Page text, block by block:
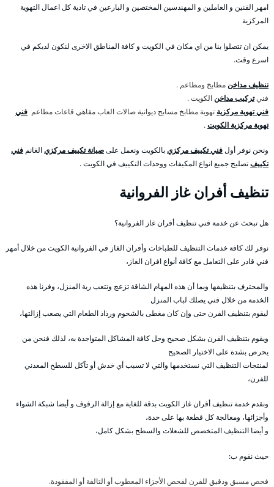
امهر الفنين و العاملين و المهندسين المختصين و البارعين في تادية كل اعمال التهوية
المركزية
يمكن ان تتصلوا بنا من اي مكان في الكويت و كافة المناطق الاخرى لنكون لديكم في
اسرع وقت.
تنظيف مداخنمطابخ ومطاعم .
فنيتركيب مداخنالكويت .
فني تهوية مركزية تهوية مطابخ مسابح ديوانية صالات العاب مقاهي قاعات مطاعم فني
تهوية مركزية الكويت.
ونحن نوفر أولفني تكييف مركزيبالكويت ونعمل علىصيانة تكييف مركزيالغانم فني
تكييفتصليح جميع انواع المكيفات ووحدات التكييف في الكويت .
تنظيف أفران غاز الفروانية
هل تبحث عن خدمة فني تنظيف أفران غاز الفروانية؟
نوفر لك كافة خدمات التنظيف للطباخات وأفران الغاز في الفروانية الكويت من خلال أمهر
فني قادر على التعامل مع كافة أنواع افران الغاز،
والمحترف بتنظيفها وبما أن هذه المهام الشاقة تزعج وتتعب ربة المنزل، وفرنا هذه
الخدمة من خلال فني يصلك لباب المنزل
ليقوم بتنظيف الفرن حتى وإن كان مغطى بالشحوم ورذاذ الطعام التي يصعب إزالتها،
ويقوم بتنظيف الفرن بشكل صحيح وحل كافة المشاكل المتواجدة به، لذلك فنحن من
يحرص بشدة على الاختيار الصحيح
لمنتجات التنظيف التي نستخدمها والتي لا تسبب أي خدش أو تآكل للسطح المعدني
للفرن،
ونقدم خدمة تنظيف أفران غاز الكويت بدقة للغاية مع إزالة الرفوف و أيضا شبكة الشواء
وأجزائها، ومعالجة كل قطعة بها على حدة،
و أيضا التنظيف المتخصص للشعلات والسطح بشكل كامل،
حيث نقوم ب:
فحص مسبق ودقيق للفرن لفحص الأجزاء المعطوب أو التالفة أو المفقودة.